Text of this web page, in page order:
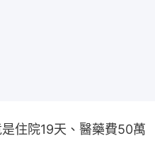
住院19天、醫藥費50萬